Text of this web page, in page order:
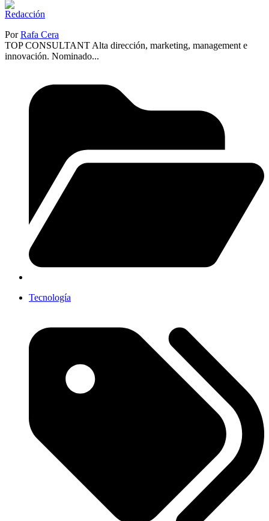
PorRafa Cera
TOP CONSULTANT Alta dirección, marketing, management e
innovación. Nominado...
Tecnología